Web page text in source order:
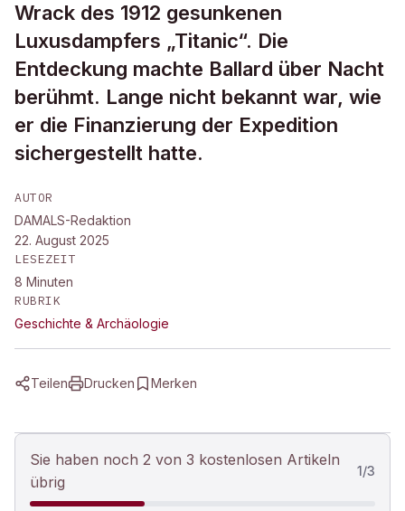
Wrack des 1912 gesunkenen
Luxusdampfers „Titanic“. Die
Entdeckung machte Ballard über Nacht
berühmt. Lange nicht bekannt war, wie
er die Finanzierung der Expedition
sichergestellt hatte.
AUTOR
DAMALS-Redaktion
22. August 2025
LESEZEIT
8 Minuten
RUBRIK
Geschichte & Archäologie
Teilen Drucken Merken
Sie haben noch 2 von 3 kostenlosen Artikeln
übrig
1/3